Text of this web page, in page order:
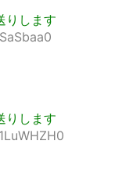
りします
りします